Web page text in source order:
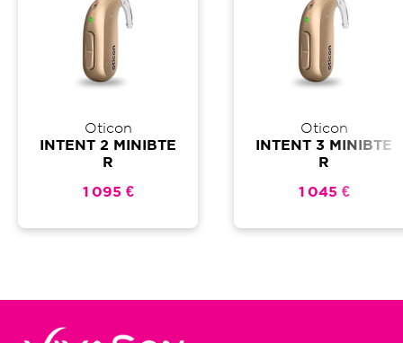
Oticon
INTENT 2 MINIBTE
R
1 095 €
Oticon
INTENT 3 MINIBTE
R
1 045 €